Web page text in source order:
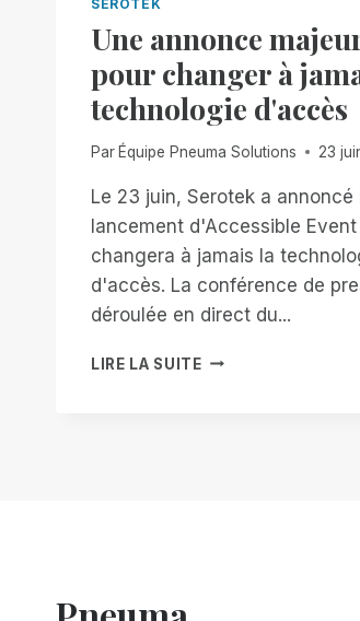
SEROTEK
Une annonce
pour changer à
technologie d'accès
ParÉquipe Pneuma Solutions 23
Le 23 juin, Serotek a annoncé
lancement d'Accessible Event
changera à jamais la
d'accès. La conférence de
déroulée en direct du...
LIRE LA SUITEUNE